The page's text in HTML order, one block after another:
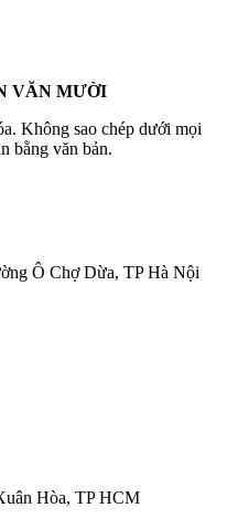
VĂN MƯỜI
Không sao chép dưới mọi
bằng văn bản.
Ô Chợ Dừa, TP Hà Nội
Hòa, TP HCM